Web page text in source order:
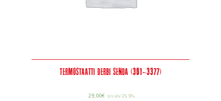
Termostaatti Derbi Senda (301-3377)
29,00€ sis alv 25.5%